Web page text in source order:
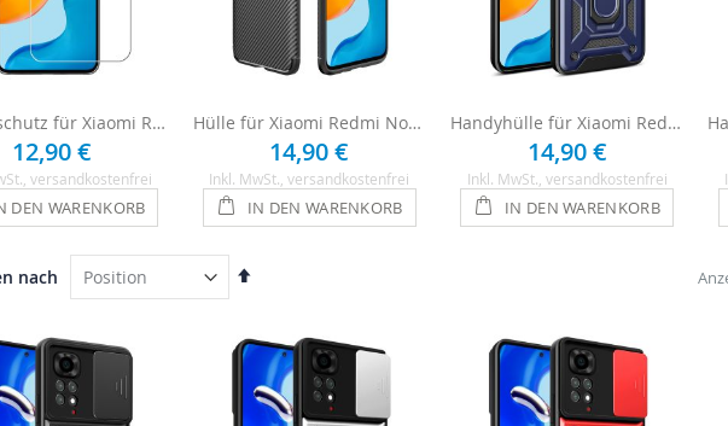
Displayschutz für Xiaomi Redmi Note 11s aus Echtglas
12,90 €
, versandkostenfrei
DEN WARENKORB
Hülle für Xiaomi Redmi Note 11s Carbon Case - Schwarz
14,90 €
Inkl. MwSt. , versandkostenfrei
IN DEN WARENKORB
Handyhülle für Xiaomi Redmi Note 11s - Blau
14,90 €
Inkl. MwSt. , versandkostenfrei
IN DEN WARENKORB
nach
In